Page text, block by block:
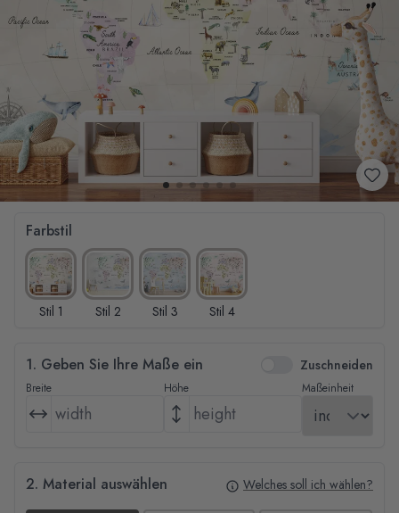
Farbstil
Stil 1 Stil 2 Stil 3 Stil 4
1. Geben Sie Ihre Maße ein Zuschneiden
Breite Höhe Maßeinheit
2. Material auswählen Welches soll ich wählen?